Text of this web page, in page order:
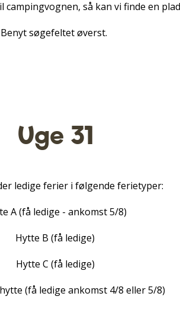
campingvognen, så kan vi finde en
Benyt søgefeltet øverst.
Uge 31
ledige ferier i følgende ferietyper:
A (få ledige - ankomst 5/8)
Hytte B (få ledige)
Hytte C (få ledige)
(få ledige ankomst 4/8 eller 5/8)